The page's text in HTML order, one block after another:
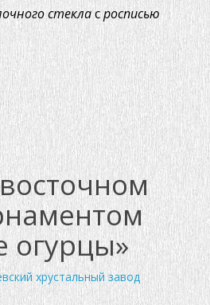
стекласросписью
огурцы»
хрустальный завод